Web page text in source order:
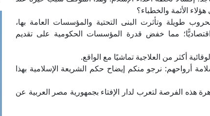
الأئمة والخطباء؟
طويلة وتأثرت البنى التحتية والمؤسسات العامة بها،
مما خفض قدرة المؤسسات الحكومية على تقديم
أكثر من العلاجية تماشيًا مع الواقع.
أرواحهم: نرجو منكم إيضاح حكم الشريعة الإسلامية بهذا
هذه الفرصة لتعرب لدار الإفتاء بجمهورية مصر العربية عن